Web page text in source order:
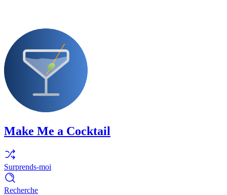
Make Me a Cocktail
Surprends-moi
Recherche